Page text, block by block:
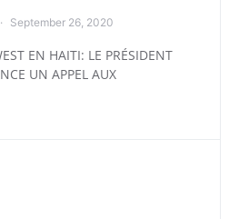
September 26, 2020
EN HAITI: LE PRÉSIDENT
UN APPEL AUX